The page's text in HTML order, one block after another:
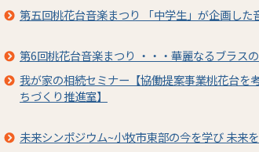
第五回桃花台音楽まつり 「中学生」が企画した
第6回桃花台音楽まつり ・・・華麗なるブラス
我が家の相続セミナー【協働提案事業桃花台を
ちづくり推進室】
未来シンポジウム~小牧市東部の今を学び 未来